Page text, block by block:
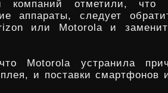
компаний отметили, что
аппараты, следует
или Motorola и
Motorola устранила
и поставки смартфонов